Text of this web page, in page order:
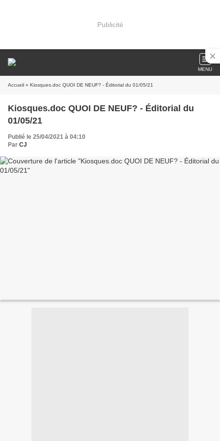
Publicité
MENU
Accueil » Kiosques.doc QUOI DE NEUF? - Éditorial du 01/05/21
Kiosques.doc QUOI DE NEUF? - Éditorial du
01/05/21
Publié le 25/04/2021 à 04:10
Par CJ